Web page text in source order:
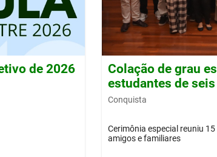
de 2026
Colação de grau
estudantes de
Conquista
Cerimônia especial reuniu
amigos e familiares